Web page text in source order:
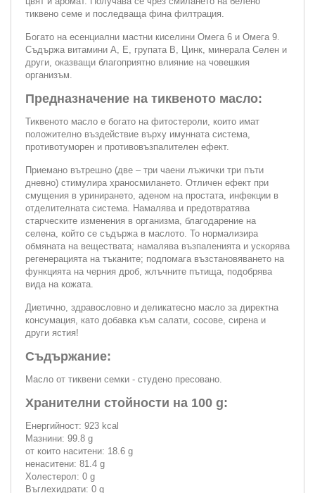
тиквено семе и последваща фина филтрация.
Богато на есенциални мастни киселини Омега 6 и Омега 9.
Съдържа витамини А, Е, групата В, Цинк, минерала Селен и
други, оказващи благоприятно влияние на човешкия
организъм.
Предназначение на тиквеното масло:
Тиквеното масло е богато на фитостероли, които имат
положително въздействие върху имунната система,
противотуморен и противовъзпалителен ефект.
Приемано вътрешно (две – три чаени лъжички три пъти
дневно) стимулира храносмилането. Отличен ефект при
смущения в уринирането, аденом на простата, инфекции в
отделителната система. Намалява и предотвратява
старческите изменения в организма, благодарение на
селена, който се съдържа в маслото. То нормализира
обмяната на веществата; намалява възпаленията и ускорява
регенерацията на тъканите; подпомага възстановяването на
функцията на черния дроб, жлъчните пътища, подобрява
вида на кожата.
Диетично, здравословно и деликатесно масло за директна
консумация, като добавка към салати, сосове, сирена и
други ястия!
Съдържание:
Масло от тиквени семки - студено пресовано.
Хранителни стойности на 100 g:
Енергийност: 923 kcal
Мазнини: 99.8 g
от които наситени: 18.6 g
ненаситени: 81.4 g
Холестерол: 0 g
Въглехидрати: 0 g